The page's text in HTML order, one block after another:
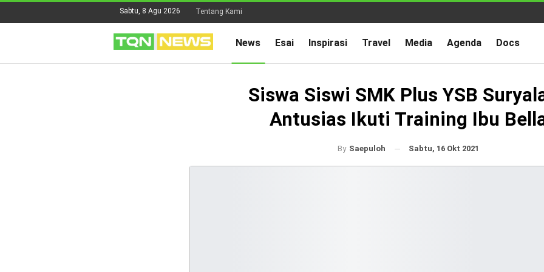
Sabtu, 8 Agu 2026 Tentang Kami
News Esai Inspirasi Travel Media Agenda Docs
Siswa Siswi SMK Plus YSB
Antusias Ikuti Training Ibu
By Saepuloh Sabtu, 16 Okt 2021